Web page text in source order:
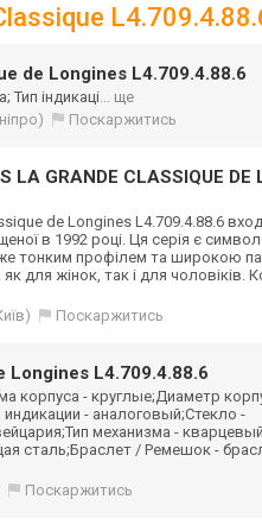
de Longines L4.709.4.88.6
Тип індикаці... ще
Поскаржитись
GRANDE CLASSIQUE DE
de Longines L4.709.4.88.6
в 1992 році. Ця серія є
тонким профілем та широкою
для жінок, так і для чоловіків.
Поскаржитись
Longines L4.709.4.88.6
корпуса - круглые;Диаметр
- аналоговый;Стекло -
механизма -
сталь;Браслет / Ремешок -
Поскаржитись